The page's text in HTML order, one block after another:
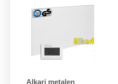
Alkari metalen